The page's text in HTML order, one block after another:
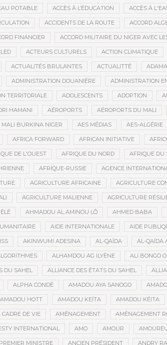
POTABLE ACCÈS À L’ÉDUCATION ACCÈS À
ACCIDENTS DE LA ROUTE ACCORD
FINANCIER ACCORD MILITAIRE DU NIGER AVEC
ACTEURS CULTURELS ACTION CLIMATIQUE
ACTUALITÉS BRULANTES ACTUALITTÉ
ADMINISTRATION DOUANIÈRE ADMINISTRATION
TERRITORIALE ADOLESCENTS ADOPTION
HAMANI AÉROPORTS AÉROPORTS DU MALI
MALI BURKINA NIGER AES MÉDIAS AES-ALGÉRIE
AFRICA FORWARD AFRICAN INITIATIVE
DE L'OUEST AFRIQUE DU NORD AFRIQUE DU
AFRIQUE-RUSSIE AGENCE
AGRICULTURE AFRICAINE AGRICULTURE
AGRICULTURE MALIENNE AGRICULTURE
AHMADOU AL AMINOU LÔ AHMED BABA
AIDE INTERNATIONALE AIDE
AKINWUMI ADESINA AL-QAÏDA AL-QAÏDA
ALHAMDOU AG ILYÈNE ALI BONGO
DU SAHEL ALLIANCE DES ÉTATS DU SAHEL
ALPHA CONDÉ AMADOU AYA SANOGO
AMADOU HOTT AMADOU KEÏTA AMADOU KÉITA
DE VIE AMÉNAGEMENT AMÉNAGEMENT
INTERNATIONAL AMO AMOUR
MINISTRE ANCIEN PRÉSIDENT ANDRY